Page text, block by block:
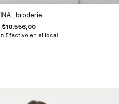
_broderie
$10.556,00
Efectivo en el local